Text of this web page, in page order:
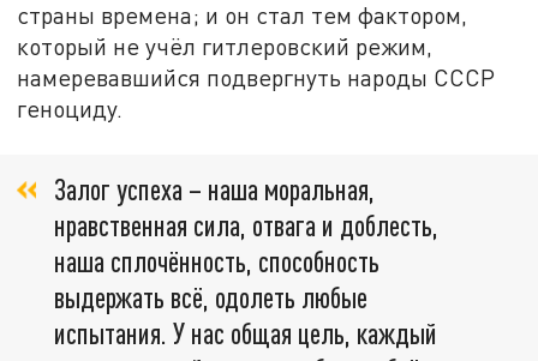
страны времена; и он стал тем фактором,
который не учёл гитлеровский режим,
намеревавшийся подвергнуть народы СССР
геноциду.
Залог успеха – наша моральная,
нравственная сила, отвага и доблесть,
наша сплочённость, способность
выдержать всё, одолеть любые
испытания. У нас общая цель, каждый